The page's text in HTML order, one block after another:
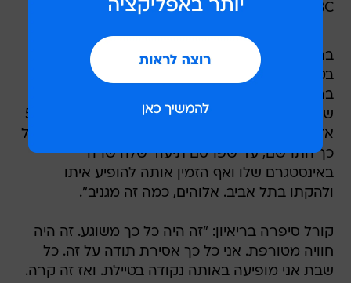
NBC.
בריאיון מספרת המגישה: "קורל ביסמוט מופיעה
בטיילת בתל אביב מזה שש שנים, וכשאתה מופיע
ברחוב אתה אף פעם לא יודע מי מאזין לך. אלא
שהשבוע מישהו מיוחד מאוד האזין לה, סולן מארון 5
אדם לוין. הוא שמע אותה מהמלון שלו בתל אביב וכל
כך התרשם, עד שפרסם תיעוד שלה שרה
באינסטגרם שלו ואף הזמין אותה להופיע איתו
ולהקתו בתל אביב. אלוהים, כמה זה מגניב".
קורל סיפרה בריאיון: "זה היה כל כך משוגע. זה היה
חוויה מטורפת. אני כל כך אסירת תודה על זה. כל
שבת אני מופיעה באותה נקודה בטיילת. ואז זה קרה.